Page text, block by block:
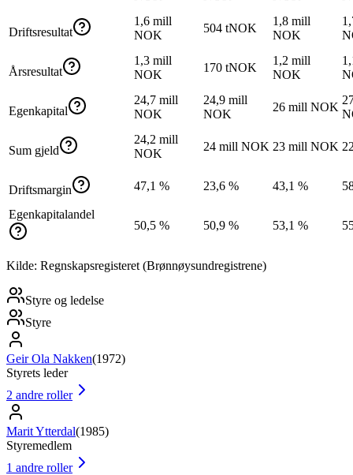
Driftsresultat
1,6 mill
NOK
504 tNOK
1,8 mill
NOK
Årsresultat
1,3 mill
NOK
170 tNOK
1,2 mill
NOK
Egenkapital
24,7 mill
NOK
24,9 mill
NOK
26 mill NOK
Sum gjeld
24,2 mill
NOK
24 mill NOK 23 mill NOK
Driftsmargin 47,1 % 23,6 % 43,1 %
Egenkapitalandel
50,5 %
50,9 % 53,1 %
Kilde: Regnskapsregisteret (Brønnøysundregistrene)
Styre og ledelse
Styre
Geir Ola Nakken(1972)
Styrets leder
2 andre roller
Marit Ytterdal(1985)
Styremedlem
1 andre roller